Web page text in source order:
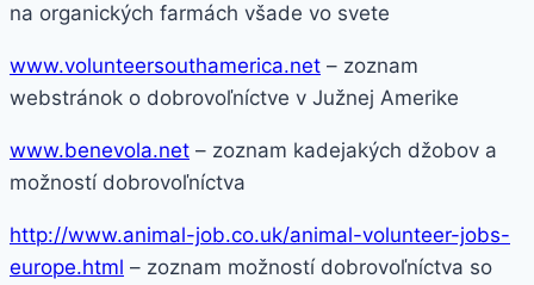
na organických farmách všade vo svete
www.volunteersouthamerica.net – zoznam
webstránok o dobrovoľníctve v Južnej Amerike
www.benevola.net – zoznam kadejakých džobov a
možností dobrovoľníctva
http://www.animal-job.co.uk/animal-volunteer-jobs-
europe.html – zoznam možností dobrovoľníctva so